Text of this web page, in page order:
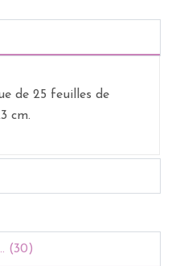
de 25 feuilles de
cm.
(30)